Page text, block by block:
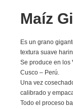
Maíz
Es un grano
textura suave
Se produce en los
Cusco – Perú.
Una vez
calibrado y
Todo el proceso